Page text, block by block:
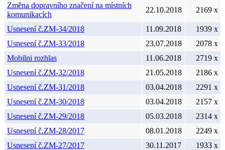
Změna dopravního značení na místních
komunikacích
22.10.2018 2169 x
Usnesení č.ZM-34/2018 11.09.2018
1939 x
Usnesení č.ZM-33/2018
23.07.2018
2078 x
Mobilni rozhlas
11.06.2018
2719 x
Usnesení č.ZM-32/2018
21.05.2018
2186 x
Usnesení č.ZM-31/2018
03.04.2018
2291 x
Usnesení č.ZM-30/2018
03.04.2018
2157 x
Usnesení č.ZM-29/2018
05.03.2018
2314 x
Usnesení č.ZM-28/2017
08.01.2018
2249 x
Usnesení č.ZM-27/2017
30.11.2017
1933 x